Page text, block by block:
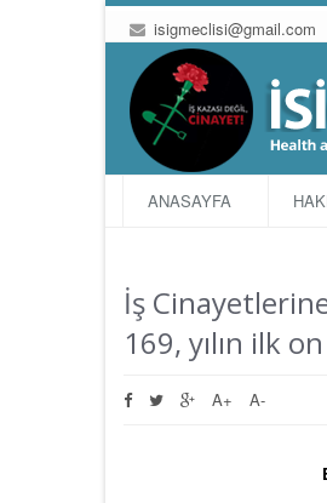
isigmeclisi@gmail.com
ANASAYFA
İş
169, yılın ilk
A+ A-